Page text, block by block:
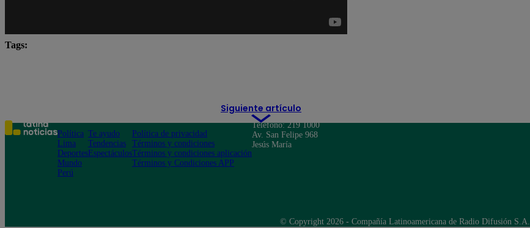
Tags:
Siguiente artículo
Política
Lima
Deportes
Mundo
Perú
Te ayudo
Tendencias
Espectáculos
Política de privacidad
Términos y condiciones
Términos y condiciones aplicación
Términos y Condiciones APP
Teléfono: 219 1000
Av. San Felipe 968
Jesús María
© Copyright 2026 - Compañía Latinoamericana de Radio Difusión S.A.